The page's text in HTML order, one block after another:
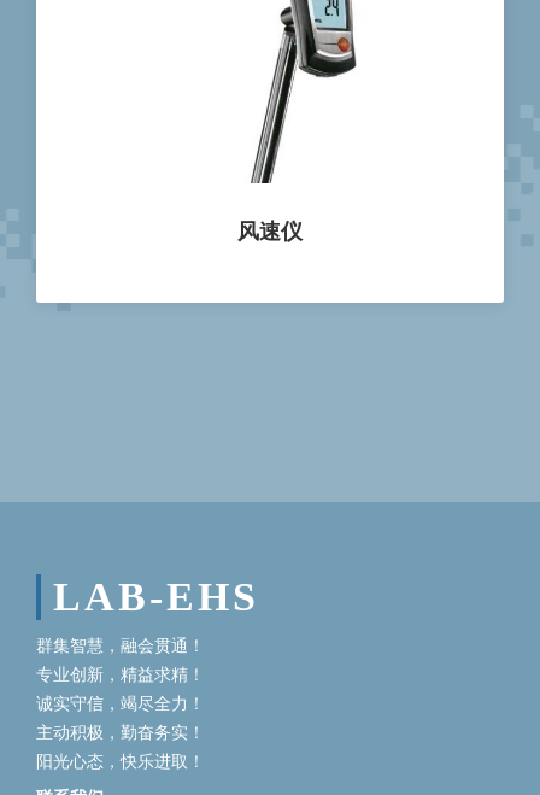
风速仪
LAB-EHS
群集智慧，融会贯通！
专业创新，精益求精！
诚实守信，竭尽全力！
主动积极，勤奋务实！
阳光心态，快乐进取！